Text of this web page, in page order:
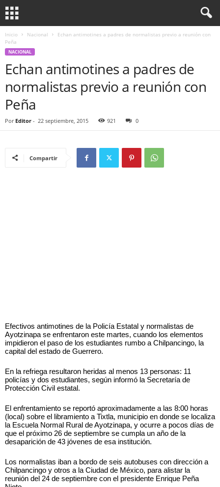
Inicio Nacional
Echan antimotines a padres de normalistas previo a reunión con
Peña
NACIONAL
Echan antimotines a padres de
normalistas previo a reunión con
Peña
Por Editor - 22 septiembre, 2015 921 0
Compartir
Efectivos antimotines de la Policía Estatal y normalistas de
Ayotzinapa se enfrentaron este martes, cuando los elementos
impidieron el paso de los estudiantes rumbo a Chilpancingo, la
capital del estado de Guerrero.
En la refriega resultaron heridas al menos 13 personas: 11
policías y dos estudiantes, según informó la Secretaría de
Protección Civil estatal.
El enfrentamiento se reportó aproximadamente a las 8:00 horas
(local) sobre el libramiento a Tixtla, municipio en donde se localiza
la Escuela Normal Rural de Ayotzinapa, y ocurre a pocos días de
que el próximo 26 de septiembre se cumpla un año de la
desaparición de 43 jóvenes de esa institución.
Los normalistas iban a bordo de seis autobuses con dirección a
Chilpancingo y otros a la Ciudad de México, para alistar la
reunión del 24 de septiembre con el presidente Enrique Peña